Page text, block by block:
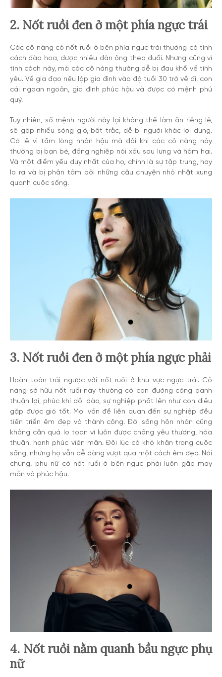
2. Nốt ruồi đen ở một phía ngực trái
Các cô nàng có nốt ruồi ở bên phía ngực trái thường có tính
cách đào hoa, được nhiều đàn ông theo đuổi. Nhưng cũng vì
tính cách này, mà các cô nàng thường dễ bị đau khổ về tình
yêu. Về gia đạo nếu lập gia đình vào độ tuổi 30 trở về đi, con
cái ngoan ngoãn, gia đình phúc hậu và được có mệnh phú
quý.
Tuy nhiên, số mệnh người này lại không thể làm ăn riêng lẻ,
sẽ gặp nhiều sóng gió, bất trắc, dễ bị người khác lợi dụng.
Có lẽ vì tấm lòng nhân hậu mà đôi khi các cô nàng này
thường bị bạn bè, đồng nghiệp nói xấu sau lưng và hãm hại.
Và một điểm yếu duy nhất của họ, chính là sự tập trung, hay
lo ra và bị phân tâm bởi những câu chuyện nhỏ nhặt xung
quanh cuộc sống.
3. Nốt ruồi đen ở một phía ngực phải
Hoàn toàn trái ngược với nốt ruồi ở khu vực ngực trái. Cô
nàng sở hữu nốt ruồi này thường có con đường công danh
thuận lợi, phúc khí dồi dào, sự nghiệp phất lên như con diều
gặp được gió tốt. Mọi vấn đề liên quan đến sự nghiệp đều
tiến triển êm đẹp và thành công. Đời sống hôn nhân cũng
không cần quá lo toan vì luôn được chồng yêu thương, hòa
thuận, hạnh phúc viên mãn. Đôi lúc có khó khăn trong cuộc
sống, nhưng họ vẫn dễ dàng vượt qua một cách êm đẹp. Nói
chung, phụ nữ có nốt ruồi ở bên ngực phải luôn gặp may
mắn và phúc hậu.
4. Nốt ruồi nằm quanh bầu ngực phụ
nữ